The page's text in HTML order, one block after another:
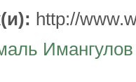
http://
Имангулов